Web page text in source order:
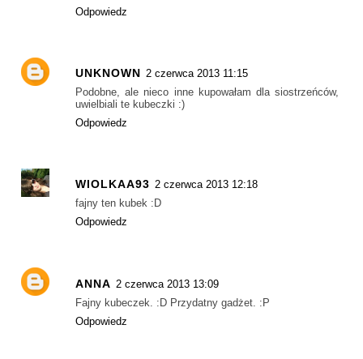
Odpowiedz
UNKNOWN 2 czerwca 2013 11:15
Podobne, ale nieco inne kupowałam dla siostrzeńców,
uwielbiali te kubeczki :)
Odpowiedz
WIOLKAA93 2 czerwca 2013 12:18
fajny ten kubek :D
Odpowiedz
ANNA 2 czerwca 2013 13:09
Fajny kubeczek. :D Przydatny gadżet. :P
Odpowiedz